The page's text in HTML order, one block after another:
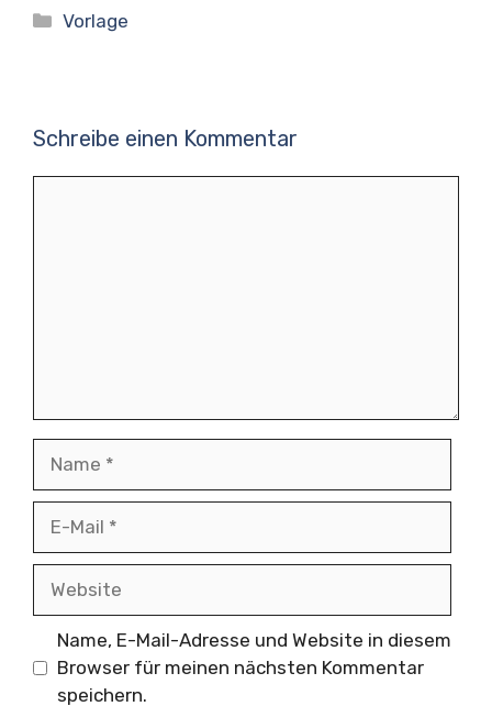
Kategorien
Vorlage
Schreibe einen Kommentar
Mail
Name, E-Mail-Adresse und Website in diesem
Browser für meinen nächsten Kommentar
speichern.